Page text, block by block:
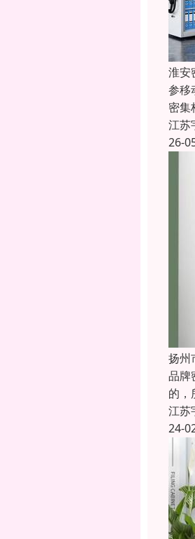
淮安
参移
密集
江苏
26-
扬州
品牌
的，
江苏
24-